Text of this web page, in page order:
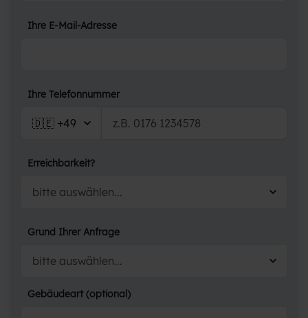
Ihre E-Mail-Adresse
Ihre Telefonnummer
Erreichbarkeit?
Grund Ihrer Anfrage
Gebäudeart (optional)